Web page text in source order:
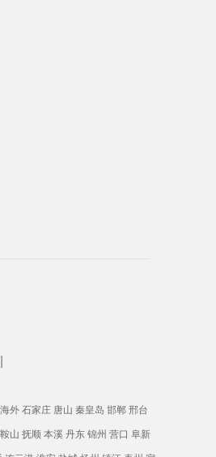
|
海外石家庄 唐山 秦皇岛 邯郸邢台
鞍山 抚顺本溪丹东锦州 营口 阜新